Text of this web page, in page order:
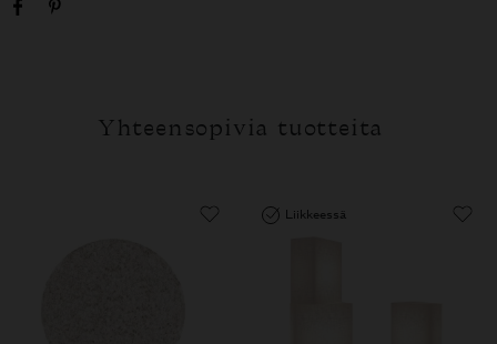
Yhteensopivia tuotteita
Liikkeessä